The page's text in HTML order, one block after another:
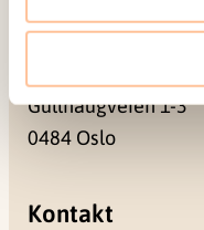
Gullhaugveien 1-3
0484 Oslo
Kontakt